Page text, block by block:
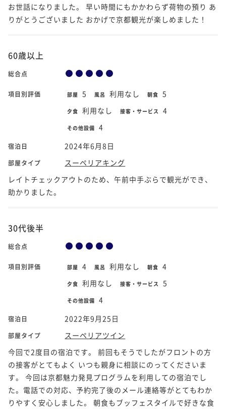
お世話になりました。 早い時間にもかかわらず荷物の預り あ
りがとうございました おかげで京都観光が楽しめました！
60歳以上
総合点
項目別評価 部屋 5 風呂 利用なし 朝食 5
夕食 利用なし 接客・サービス 4
その他設備 4
宿泊日 2024年6月8日
部屋タイプ
スーペリアキング
レイトチェックアウトのため、午前中手ぶらで観光ができ、
助かりました。
30代後半
総合点
項目別評価 部屋 4 風呂 利用なし 朝食 4
夕食 利用なし 接客・サービス 5
その他設備 4
宿泊日 2022年9月25日
部屋タイプ
スーペリアツイン
今回で2度目の宿泊です。 前回もそうでしたがフロントの方
の接客がとてもよく いつも親身に相談にのってくださいま
す。 今回は京都魅力発見プログラムを利用しての宿泊でし
た。電話での対応、予約完了後のメール連絡等がとてもわか
りやすく安心しました。 朝食もブッフェスタイルで好きな食